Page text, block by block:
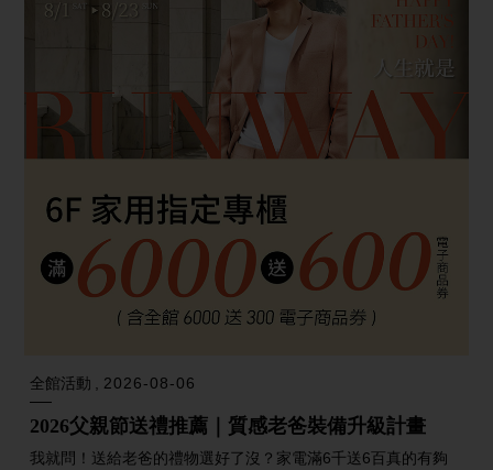
全館活動 2026-08-06
2026父親節送禮推薦｜質感老爸裝備升級計畫
我就問！送給老爸的禮物選好了沒？家電滿6千送6百真的有夠